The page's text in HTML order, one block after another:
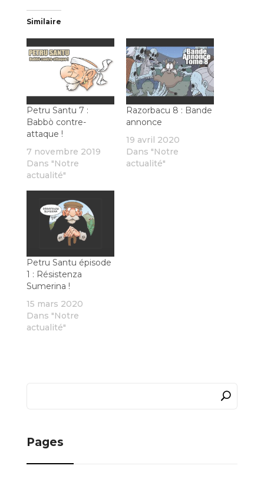
Similaire
Petru Santu 7 :
Babbò contre-
attaque !
7 novembre 2019
Dans "Notre
actualité"
Razorbacu 8 : Bande
annonce
19 avril 2020
Dans "Notre
actualité"
Petru Santu épisode
1 : Résistenza
Sumerina !
15 mars 2020
Dans "Notre
actualité"
Pages